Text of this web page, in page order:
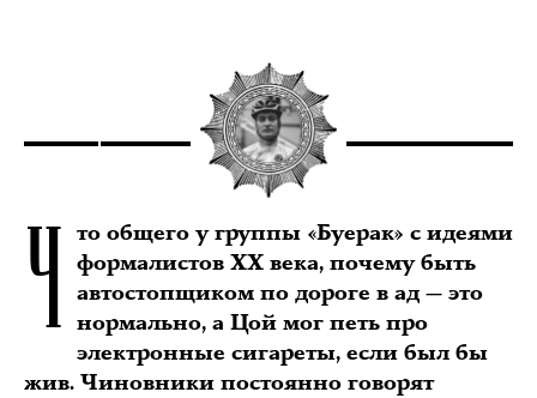
Ч то общего у группы «Буерак» с идеями
формалистов XX века, почему быть
автостопщиком по дороге в ад — это
нормально, а Цой мог петь про
электронные сигареты, если был бы
жив. Чиновники постоянно говорят